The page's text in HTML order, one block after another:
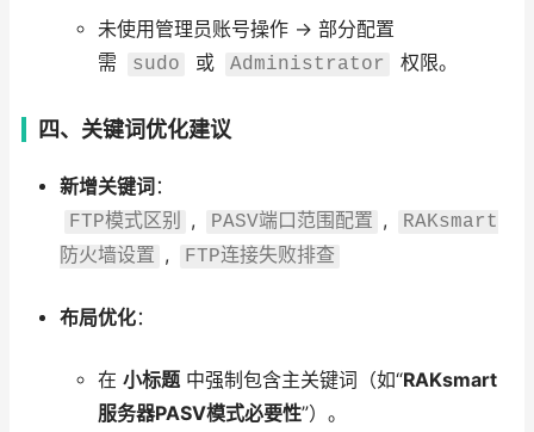
未使用管理员账号操作 → 部分配置
需
sudo 或 Administrator 权限。
四、关键词优化建议
新增关键词 ：
FTP模式区别 , PASV端口范围配置 ,
RAKsmart
防火墙设置 , FTP连接失败排查
布局优化：
在 小标题中强制包含主关键词（如“RAKsmart
服务器PASV模式必要性”）。